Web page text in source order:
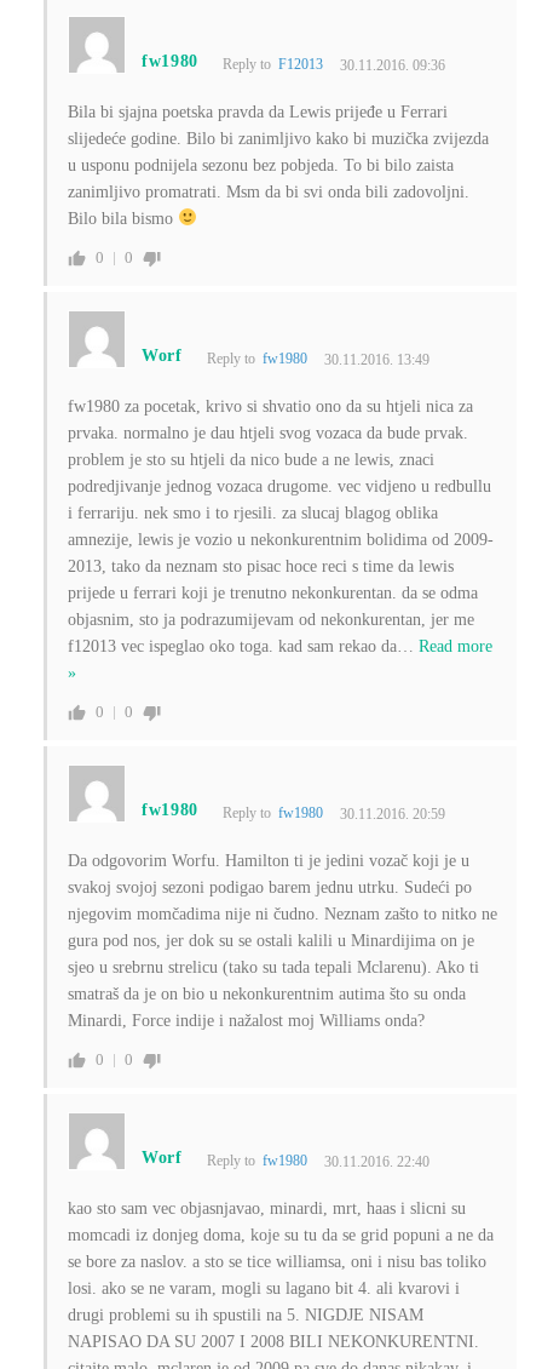
fw1980 Reply toF12013 30.11.2016. 09:36
Bila bi sjajna poetska pravda da Lewis prijeđe u Ferrari
slijedeće godine. Bilo bi zanimljivo kako bi muzička zvijezda
u usponu podnijela sezonu bez pobjeda. To bi bilo zaista
zanimljivo promatrati. Msm da bi svi onda bili zadovoljni.
Bilo bila bismo
0 0
Worf Reply to fw1980 30.11.2016. 13:49
fw1980 za pocetak, krivo si shvatio ono da su htjeli nica za
prvaka. normalno je dau htjeli svog vozaca da bude prvak.
problem je sto su htjeli da nico bude a ne lewis, znaci
podredjivanje jednog vozaca drugome. vec vidjeno u redbullu
i ferrariju. nek smo i to rjesili. za slucaj blagog oblika
amnezije, lewis je vozio u nekonkurentnim bolidima od 2009-
2013, tako da neznam sto pisac hoce reci s time da lewis
prijede u ferrari koji je trenutno nekonkurentan. da se odma
objasnim, sto ja podrazumijevam od nekonkurentan, jer me
f12013 vec ispeglao oko toga. kad sam rekao da… Read more
»
0 0
fw1980 Reply tofw1980 30.11.2016. 20:59
Da odgovorim Worfu. Hamilton ti je jedini vozač koji je u
svakoj svojoj sezoni podigao barem jednu utrku. Sudeći po
njegovim momčadima nije ni čudno. Neznam zašto to nitko ne
gura pod nos, jer dok su se ostali kalili u Minardijima on je
sjeo u srebrnu strelicu (tako su tada tepali Mclarenu). Ako ti
smatraš da je on bio u nekonkurentnim autima što su onda
Minardi, Force indije i nažalost moj Williams onda?
0 0
Worf Reply to fw1980 30.11.2016. 22:40
kao sto sam vec objasnjavao, minardi, mrt, haas i slicni su
momcadi iz donjeg doma, koje su tu da se grid popuni a ne da
se bore za naslov. a sto se tice williamsa, oni i nisu bas toliko
losi. ako se ne varam, mogli su lagano bit 4. ali kvarovi i
drugi problemi su ih spustili na 5. NIGDJE NISAM
NAPISAO DA SU 2007 I 2008 BILI NEKONKURENTNI.